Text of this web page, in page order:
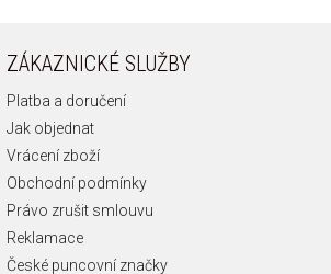
ZÁKAZNICKÉ SLUŽBY
Platba a doručení
Jak objednat
Vrácení zboží
Obchodní podmínky
Právo zrušit smlouvu
Reklamace
České puncovní značky